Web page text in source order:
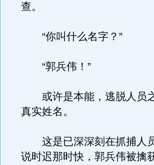
查。
“你叫什么名字？”
“郭兵伟！”
或许是本能，逃脱人员
真实姓名。
这是已深深刻在抓捕人
说时迟那时快，郭兵伟被擒